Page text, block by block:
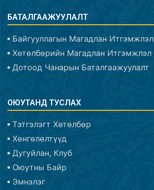
БАТАЛГААЖУУЛАЛТ
Байгууллагын Магадлан Итгэмжлэл
Хөтөлбөрийн Магадлан Итгэмжлэл
Дотоод Чанарын Баталгаажуулалт
ОЮУТАНД ТУСЛАХ
Тэтгэлэгт Хөтөлбөр
Хөнгөлөлтүүд
Дугуйлан, Клуб
Оюутны Байр
Эмнэлэг